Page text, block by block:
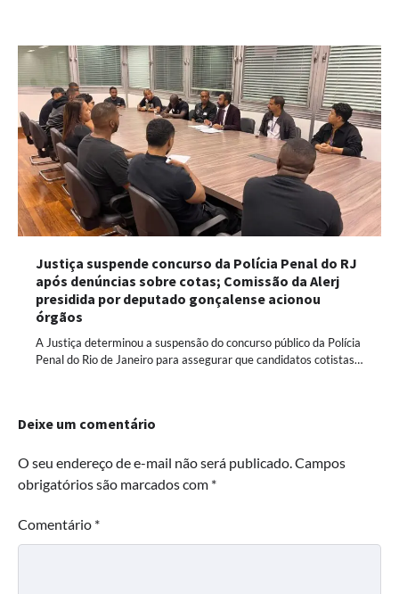
Justiça suspende concurso da Polícia Penal do RJ
após denúncias sobre cotas; Comissão da Alerj
presidida por deputado gonçalense acionou
órgãos
A Justiça determinou a suspensão do concurso público da Polícia
Penal do Rio de Janeiro para assegurar que candidatos cotistas…
Deixe um comentário
O seu endereço de e-mail não será publicado.Campos
obrigatórios são marcados com *
Comentário *